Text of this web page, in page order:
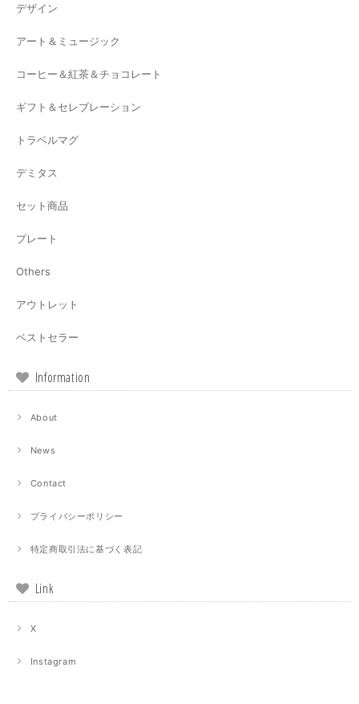
デザイン
アート＆ミュージック
コーヒー＆紅茶＆チョコレート
ギフト＆セレブレーション
トラベルマグ
デミタス
セット商品
プレート
Others
アウトレット
ベストセラー
Information
About
News
Contact
プライバシーポリシー
特定商取引法に基づく表記
Link
X
Instagram